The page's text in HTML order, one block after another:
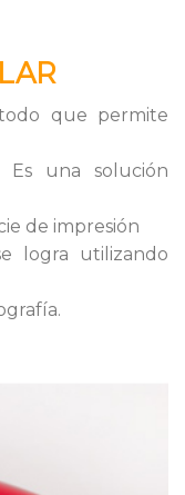
que permite
Es una solución
de impresión
logra utilizando